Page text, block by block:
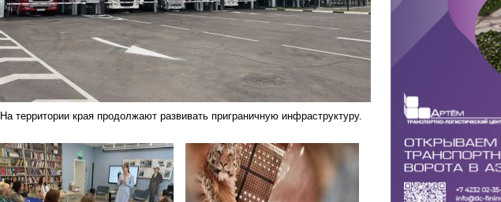
На территории края продолжают развивать приграничную инфраструктуру.